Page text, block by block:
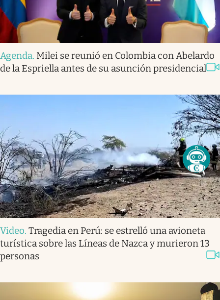
Agenda. Milei se reunió en Colombia con Abelardo
de la Espriella antes de su asunción presidencial
Video. Tragedia en Perú: se estrelló una avioneta
turística sobre las Líneas de Nazca y murieron 13
personas